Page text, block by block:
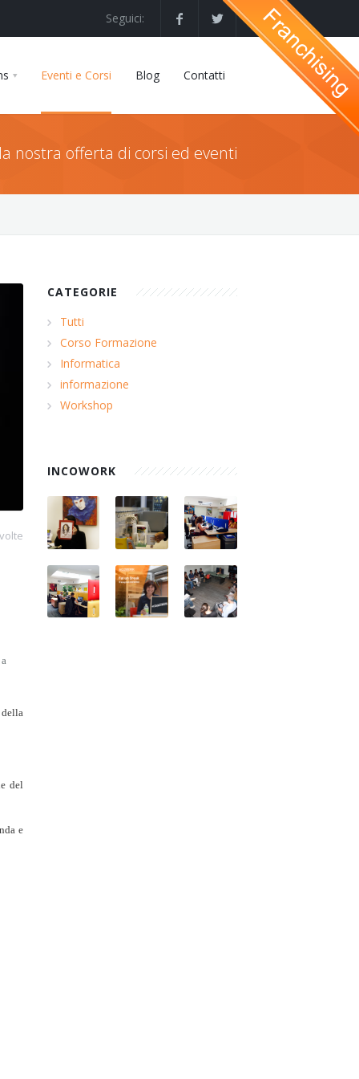
Seguici:
Eventi e Corsi Blog Contatti
nostra offerta di corsi ed eventi
del
e
CATEGORIE
Tutti
Corso Formazione
Informatica
informazione
Workshop
INCOWORK